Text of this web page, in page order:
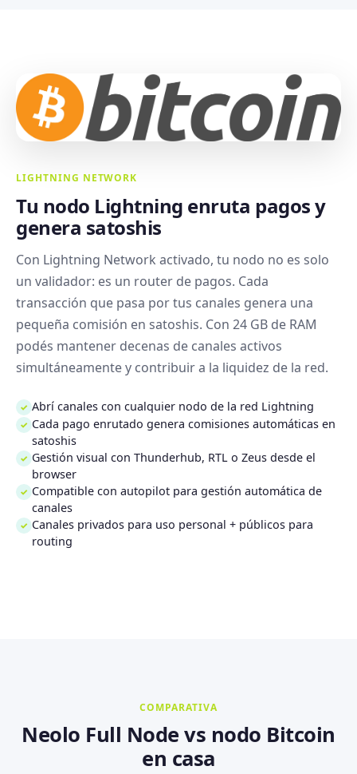
LIGHTNING NETWORK
Tu nodo Lightning enruta pagos y
genera satoshis
Con Lightning Network activado, tu nodo no es solo
un validador: es un router de pagos. Cada
transacción que pasa por tus canales genera una
pequeña comisión en satoshis. Con 24 GB de RAM
podés mantener decenas de canales activos
simultáneamente y contribuir a la liquidez de la red.
✓ Abrí canales con cualquier nodo de la red Lightning
✓ Cada pago enrutado genera comisiones automáticas en
satoshis
✓ Gestión visual con Thunderhub, RTL o Zeus desde el
browser
✓ Compatible con autopilot para gestión automática de
canales
✓ Canales privados para uso personal + públicos para
routing
COMPARATIVA
Neolo Full Node vs nodo Bitcoin
en casa